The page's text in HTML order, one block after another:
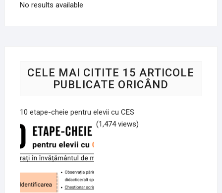
No results available
CELE MAI CITITE 15 ARTICOLE
PUBLICATE ORICÂND
10 etape-cheie pentru elevii cu CES
(1,474 views)